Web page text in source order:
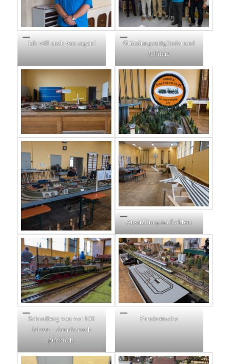
Ich will auch was sagen!
Gründungsmitglieder und
Jubilare
Ausstellung im Rohbau
Schnellzug von vor 100
Jahren – damals noch
pünklich.
Paradestrecke